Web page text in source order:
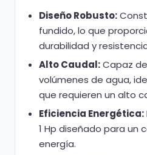
Diseño Robusto:
fundido, lo que
durabilidad y
Alto Caudal:Capaz
volúmenes de agua,
que requieren un alto
Eficiencia Energética:
1 Hp diseñado para un
energía.